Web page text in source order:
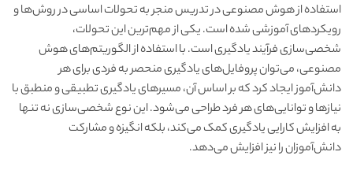
استفاده از هوش مصنوعی در تدریس منجر به تحولات اساسی در روش‌ها و
رویکردهای آموزشی شده است. یکی از مهم‌ترین این تحولات،
شخصی‌سازی فرآیند یادگیری است. با استفاده از الگوریتم‌های هوش
مصنوعی، می‌توان پروفایل‌های یادگیری منحصر به فردی برای هر
دانش‌آموز ایجاد کرد که بر اساس آن، مسیرهای یادگیری تطبیقی و منطبق با
نیازها و توانایی‌های هر فرد طراحی می‌شود. این نوع شخصی‌سازی نه تنها
به افزایش کارایی یادگیری کمک می‌کند، بلکه انگیزه و مشارکت
دانش‌آموزان را نیز افزایش می‌دهد.